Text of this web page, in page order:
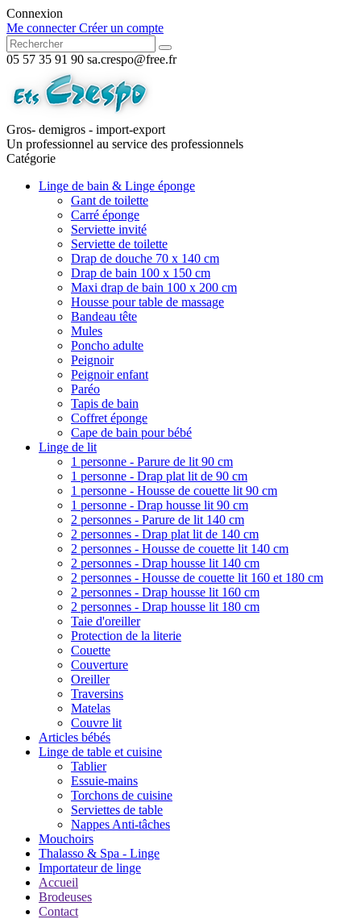
Connexion
Me connecter Créer un compte
05 57 35 91 90 sa.crespo@free.fr
Gros- demigros - import-export
Un professionnel au service des professionnels
Catégorie
Linge de bain & Linge éponge
Gant de toilette
Carré éponge
Serviette invité
Serviette de toilette
Drap de douche 70 x 140 cm
Drap de bain 100 x 150 cm
Maxi drap de bain 100 x 200 cm
Housse pour table de massage
Bandeau tête
Mules
Poncho adulte
Peignoir
Peignoir enfant
Paréo
Tapis de bain
Coffret éponge
Cape de bain pour bébé
Linge de lit
1 personne - Parure de lit 90 cm
1 personne - Drap plat lit de 90 cm
1 personne - Housse de couette lit 90 cm
1 personne - Drap housse lit 90 cm
2 personnes - Parure de lit 140 cm
2 personnes - Drap plat lit de 140 cm
2 personnes - Housse de couette lit 140 cm
2 personnes - Drap housse lit 140 cm
2 personnes - Housse de couette lit 160 et 180 cm
2 personnes - Drap housse lit 160 cm
2 personnes - Drap housse lit 180 cm
Taie d'oreiller
Protection de la literie
Couette
Couverture
Oreiller
Traversins
Matelas
Couvre lit
Articles bébés
Linge de table et cuisine
Tablier
Essuie-mains
Torchons de cuisine
Serviettes de table
Nappes Anti-tâches
Mouchoirs
Thalasso & Spa - Linge
Importateur de linge
Accueil
Brodeuses
Contact